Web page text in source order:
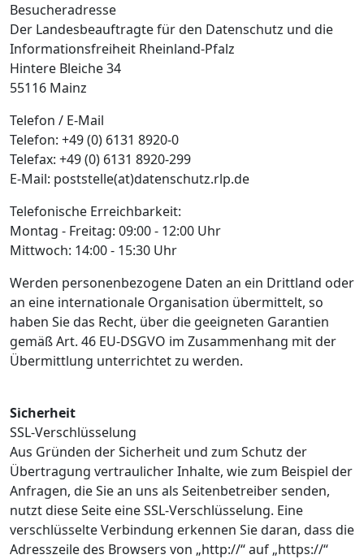
Besucheradresse
Der Landesbeauftragte für den Datenschutz und die
Informationsfreiheit Rheinland-Pfalz
Hintere Bleiche 34
55116 Mainz
Telefon / E-Mail
Telefon: +49 (0) 6131 8920-0
Telefax: +49 (0) 6131 8920-299
E-Mail: poststelle(at)datenschutz.rlp.de
Telefonische Erreichbarkeit:
Montag - Freitag: 09:00 - 12:00 Uhr
Mittwoch: 14:00 - 15:30 Uhr
Werden personenbezogene Daten an ein Drittland oder
an eine internationale Organisation übermittelt, so
haben Sie das Recht, über die geeigneten Garantien
gemäß Art. 46 EU-DSGVO im Zusammenhang mit der
Übermittlung unterrichtet zu werden.
Sicherheit
SSL-Verschlüsselung
Aus Gründen der Sicherheit und zum Schutz der
Übertragung vertraulicher Inhalte, wie zum Beispiel der
Anfragen, die Sie an uns als Seitenbetreiber senden,
nutzt diese Seite eine SSL-Verschlüsselung. Eine
verschlüsselte Verbindung erkennen Sie daran, dass die
Adresszeile des Browsers von „http://“ auf „https://“